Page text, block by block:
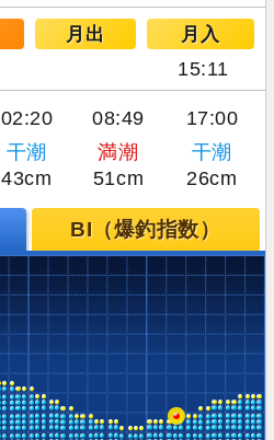
月出 月入
15:11
02:20 08:49 17:00
干潮 満潮
干潮
43cm 51cm 26cm
BI（爆釣指数）